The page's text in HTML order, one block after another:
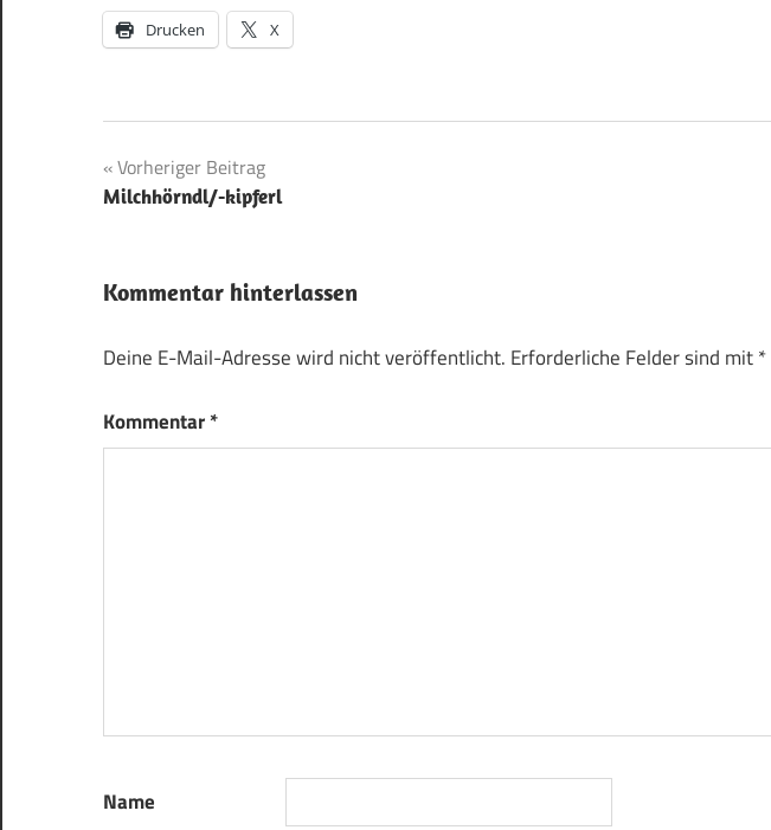
Drucken X
Beitragsnavigation
Vorheriger Beitrag
Milchhörndl/-kipferl
Kommentar hinterlassen
Deine E-Mail-Adresse wird nicht veröffentlicht. Erforderliche Felder sind mit*
Kommentar*
Name